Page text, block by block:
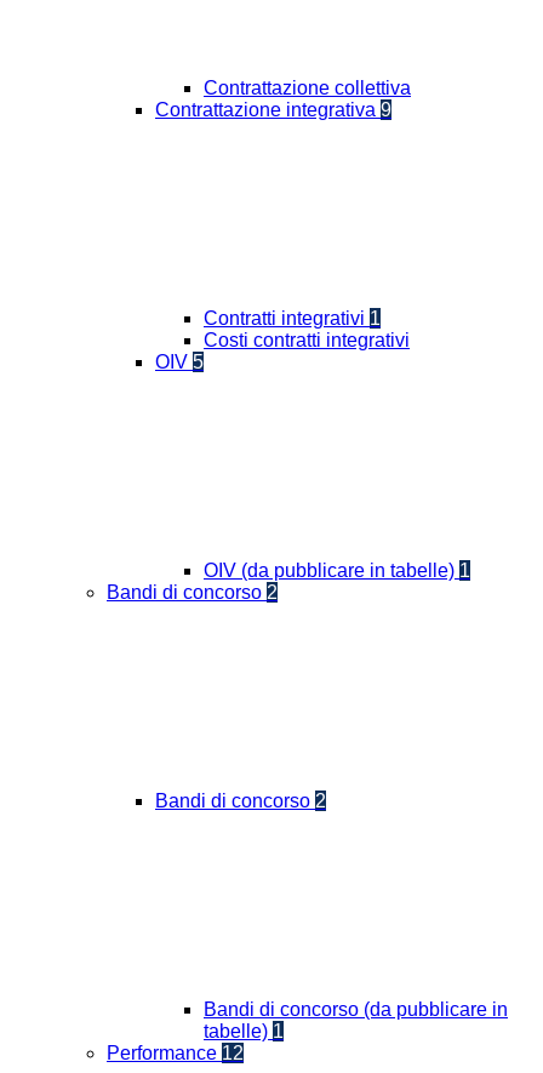
Contrattazione collettiva
Contrattazione integrativa 9
Contratti integrativi 1
Costi contratti integrativi
OIV 5
OIV (da pubblicare in tabelle) 1
Bandi di concorso 2
Bandi di concorso 2
Bandi di concorso (da pubblicare in
tabelle) 1
Performance 12